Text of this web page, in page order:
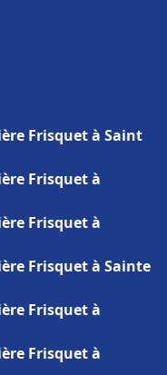
Frisquet à Saint
Frisquet à
Frisquet à
Frisquet à Sainte
Frisquet à
Frisquet à